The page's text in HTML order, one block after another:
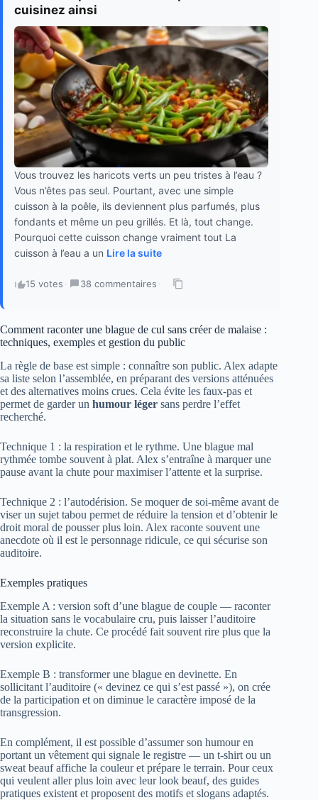
cuisinez ainsi
Vous trouvez les haricots verts un peu tristes à l’eau ?
Vous n’êtes pas seul. Pourtant, avec une simple
cuisson à la poêle, ils deviennent plus parfumés, plus
fondants et même un peu grillés. Et là, tout change.
Pourquoi cette cuisson change vraiment tout La
cuisson à l’eau a un Lire la suite
15 votes · 38 commentaires ·
Comment raconter une blague de cul sans créer de malaise :
techniques, exemples et gestion du public
La règle de base est simple : connaître son public. Alex adapte
sa liste selon l’assemblée, en préparant des versions atténuées
et des alternatives moins crues. Cela évite les faux-pas et
permet de garder un humour léger sans perdre l’effet
recherché.
Technique 1 : la respiration et le rythme. Une blague mal
rythmée tombe souvent à plat. Alex s’entraîne à marquer une
pause avant la chute pour maximiser l’attente et la surprise.
Technique 2 : l’autodérision. Se moquer de soi-même avant de
viser un sujet tabou permet de réduire la tension et d’obtenir le
droit moral de pousser plus loin. Alex raconte souvent une
anecdote où il est le personnage ridicule, ce qui sécurise son
auditoire.
Exemples pratiques
Exemple A : version soft d’une blague de couple — raconter
la situation sans le vocabulaire cru, puis laisser l’auditoire
reconstruire la chute. Ce procédé fait souvent rire plus que la
version explicite.
Exemple B : transformer une blague en devinette. En
sollicitant l’auditoire (« devinez ce qui s’est passé »), on crée
de la participation et on diminue le caractère imposé de la
transgression.
En complément, il est possible d’assumer son humour en
portant un vêtement qui signale le registre — un t-shirt ou un
sweat beauf affiche la couleur et prépare le terrain. Pour ceux
qui veulent aller plus loin avec leur look beauf, des guides
pratiques existent et proposent des motifs et slogans adaptés.